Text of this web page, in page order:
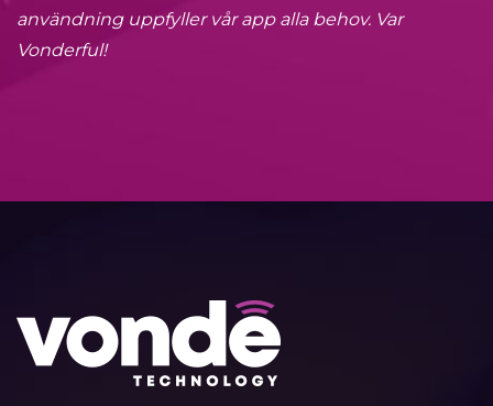
användning uppfyller vår app alla behov. Var
Vonderful!